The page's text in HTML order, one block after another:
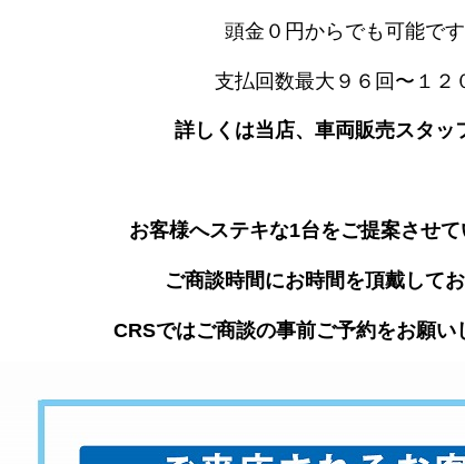
頭金０円からでも可能で
支払回数最大９６回〜１２
詳しくは当店、車両販売スタッ
お客様へステキな1台をご提案させ
ご商談時間にお時間を頂戴して
CRSではご商談の事前ご予約をお願い